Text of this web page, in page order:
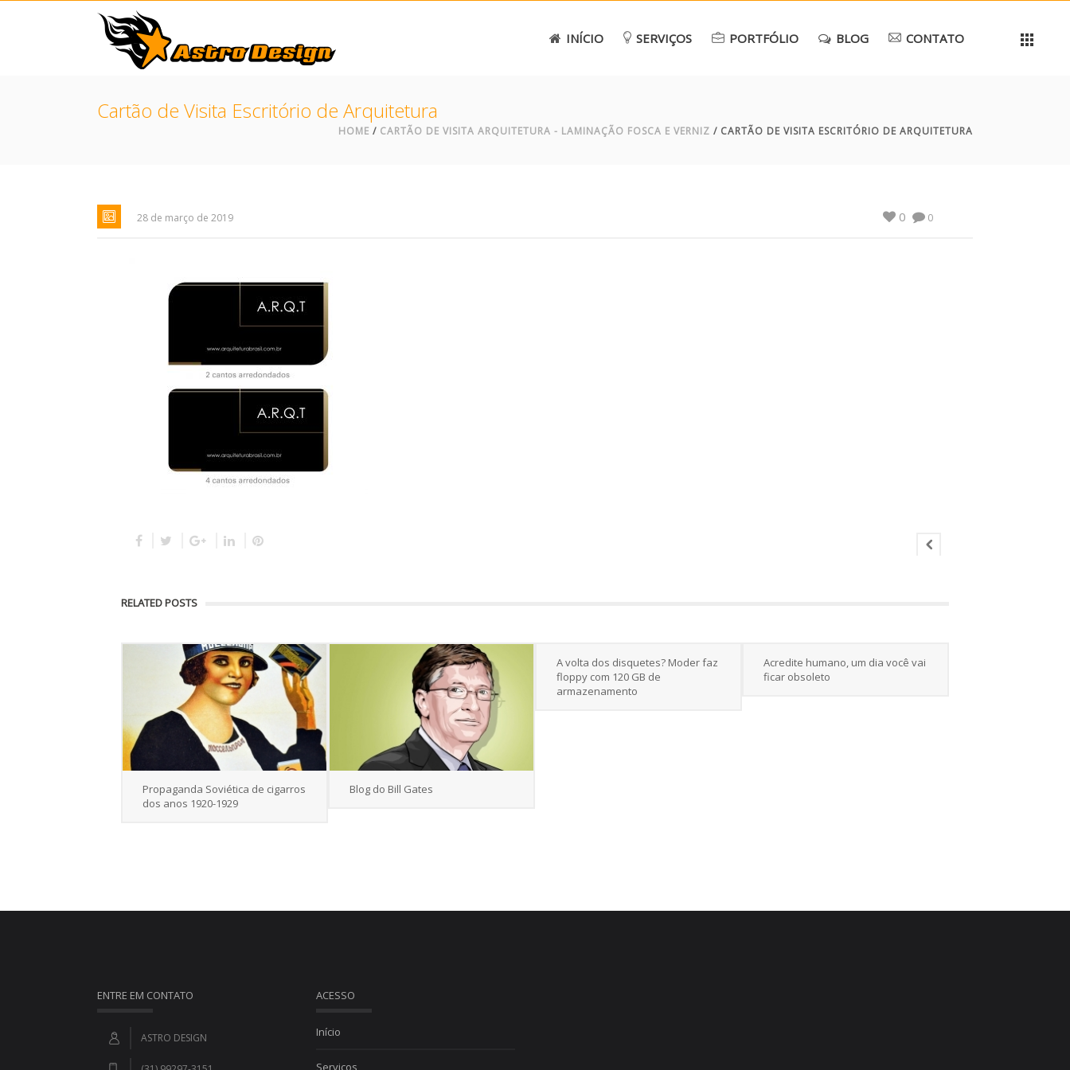
INÍCIO SERVIÇOS PORTFÓLIO BLOG CONTATO
Cartão de Visita Escritório de Arquitetura
HOME / CARTÃO DE VISITA ARQUITETURA - LAMINAÇÃO FOSCA E VERNIZ / CARTÃO DE VISITA ESCRITÓRIO DE ARQUITETURA
28 de março de 2019 0
0
RELATED POSTS
Propaganda Soviética de cigarros
dos anos 1920-1929
Blog do Bill Gates
A volta dos disquetes? Moder faz
floppy com 120 GB de
armazenamento
Acredite humano, um dia você vai
ficar obsoleto
ENTRE EM CONTATO
ASTRO DESIGN
ACESSO
Início
Serviços